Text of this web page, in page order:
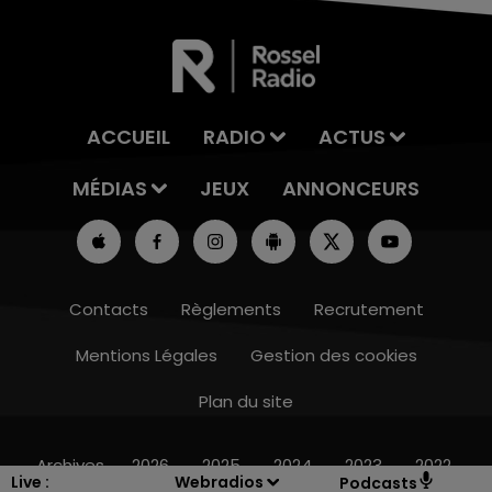
Live : Webradios Podcasts
7h00 - 12h00
ACCUEIL RADIO
ACTUS
MÉDIAS
JEUX ANNONCEURS
Contacts Règlements
Recrutement
Mentions Légales
Gestion des cookies
Plan du site
Archives 2026 2025 2024 2023 2022